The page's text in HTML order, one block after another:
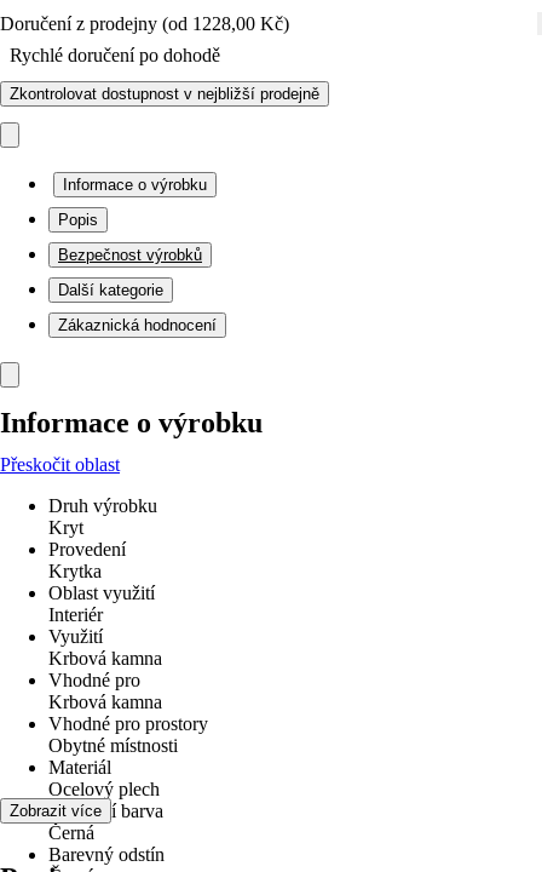
Doručení z prodejny (od 1228,00 Kč)
Rychlé doručení po dohodě
Zkontrolovat dostupnost v nejbližší prodejně
Informace o výrobku
Popis
Bezpečnost výrobků
Další kategorie
Zákaznická hodnocení
Informace o výrobku
Přeskočit oblast
Druh výrobku
Kryt
Provedení
Krytka
Oblast využití
Interiér
Využití
Krbová kamna
Vhodné pro
Krbová kamna
Vhodné pro prostory
Obytné místnosti
Materiál
Ocelový plech
Základní barva
Černá
Barevný odstín
Zobrazit více